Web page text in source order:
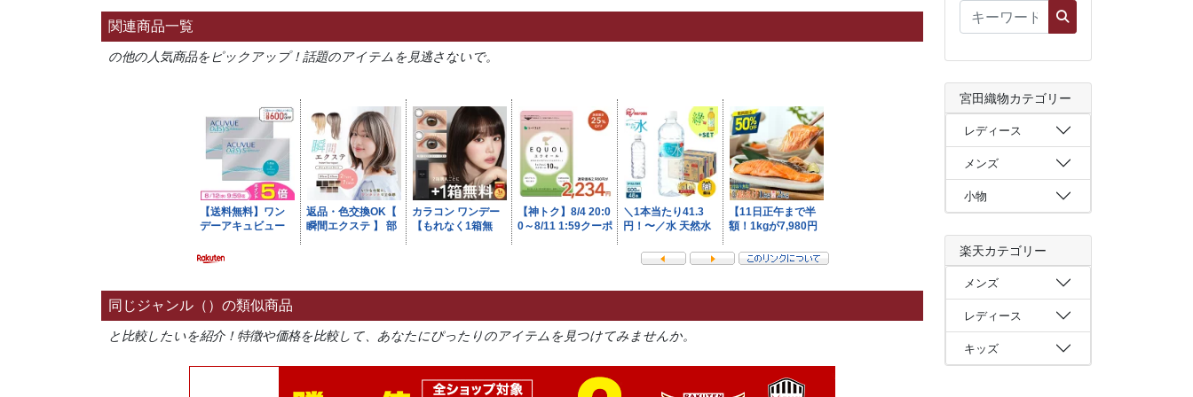
関連商品一覧
の他の人気商品をピックアップ！話題のアイテムを見逃さないで。
同じジャンル（）の類似商品
と比較したいを紹介！特徴や価格を比較して、あなたにぴったりのアイテムを見つけてみませんか。
宮田織物カテゴリー
レディース
メンズ
小物
楽天カテゴリー
メンズ
レディース
キッズ